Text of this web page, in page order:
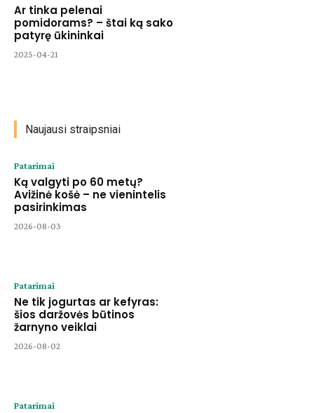
Ar tinka pelenai
pomidorams? – štai ką sako
patyrę ūkininkai
2025-04-21
Naujausi straipsniai
Patarimai
Ką valgyti po 60 metų?
Avižinė košė – ne vienintelis
pasirinkimas
2026-08-03
Patarimai
Ne tik jogurtas ar kefyras:
šios daržovės būtinos
žarnyno veiklai
2026-08-02
Patarimai